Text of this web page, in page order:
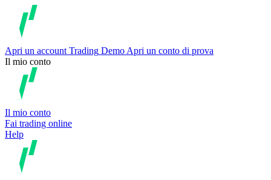
Apri un account Trading Demo Apri un conto di prova
Il mio conto
Il mio conto
Fai trading online
Help